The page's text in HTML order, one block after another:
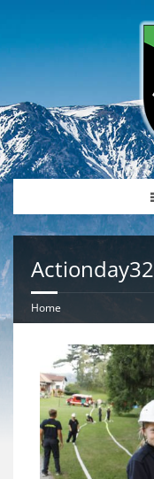
Actionday32
Home